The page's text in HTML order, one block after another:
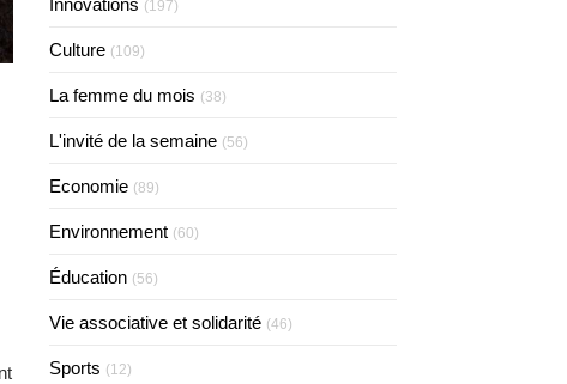
Innovations (197)
Culture (109)
La femme du mois (38)
L'invité de la semaine (56)
Economie (89)
Environnement (60)
Éducation (56)
Vie associative et solidarité (46)
Sports (12)